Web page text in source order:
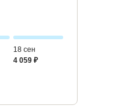
18 сен
4 059 ₽